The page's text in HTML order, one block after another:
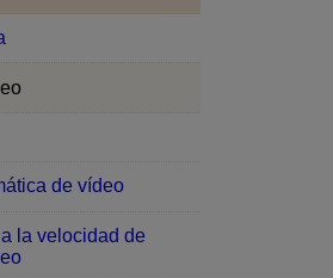
de vídeo
la velocidad de